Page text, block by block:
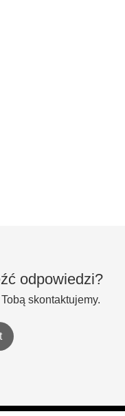
odpowiedzi?
skontaktujemy.